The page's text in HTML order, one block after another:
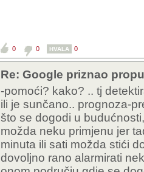
0 0 HVALA 0
Re: Google priznao
-pomoći? kako? .. tj
ili je sunčano.. prognoza-
što se dogodi u
možda neku primjenu jer
minuta ili sati možda stići
dovoljno rano alarmirati